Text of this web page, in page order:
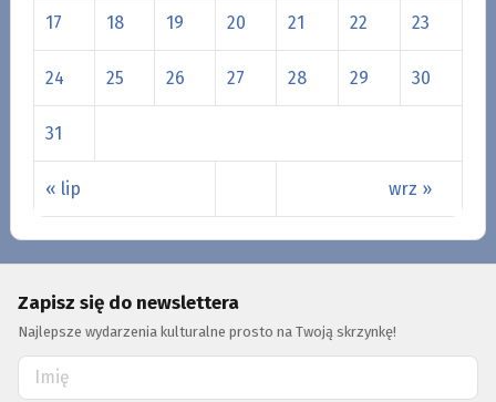
« lip wrz »
17 18 19 20 21 22 23
24 25 26 27 28 29 30
31
Zapisz się do newslettera
Najlepsze wydarzenia kulturalne prosto na Twoją skrzynkę!